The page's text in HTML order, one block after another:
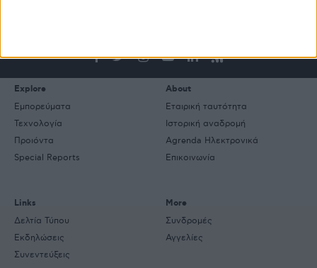
Explore
Εμπορεύματα
Τεχνολογία
Προιόντα
Special Reports
About
Εταιρική ταυτότητα
Ιστορική αναδρομή
Agrenda Ηλεκτρονικά
Επικοινωνία
Links
Δελτία Τύπου
Εκδηλώσεις
Συνεντεύξεις
More
Συνδρομές
Αγγελίες